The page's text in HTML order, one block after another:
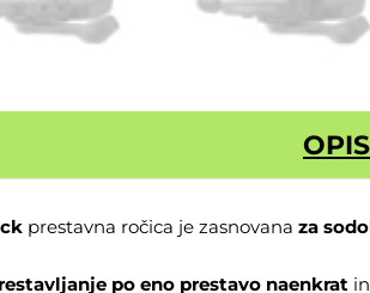
OPIS
prestavna ročica je zasnovana za
po eno prestavo naenkratin